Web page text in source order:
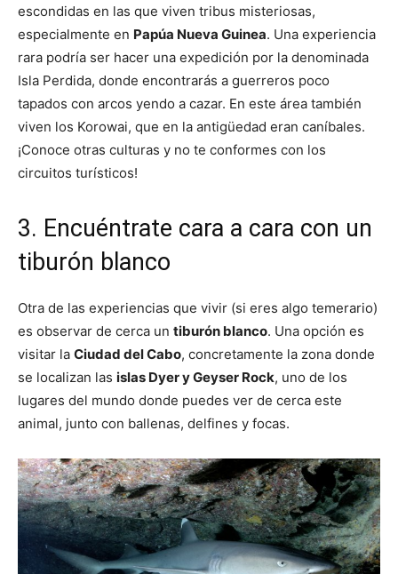
escondidas en las que viven tribus misteriosas,
especialmente en Papúa Nueva Guinea. Una experiencia
rara podría ser hacer una expedición por la denominada
Isla Perdida, donde encontrarás a guerreros poco
tapados con arcos yendo a cazar. En este área también
viven los Korowai, que en la antigüedad eran caníbales.
¡Conoce otras culturas y no te conformes con los
circuitos turísticos!
3. Encuéntrate cara a cara con un
tiburón blanco
Otra de las experiencias que vivir (si eres algo temerario)
es observar de cerca un tiburón blanco. Una opción es
visitar la Ciudad del Cabo, concretamente la zona donde
se localizan las islas Dyer y Geyser Rock, uno de los
lugares del mundo donde puedes ver de cerca este
animal, junto con ballenas, delfines y focas.